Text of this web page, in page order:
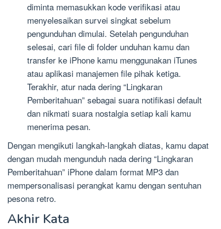
diminta memasukkan kode verifikasi atau
menyelesaikan survei singkat sebelum
pengunduhan dimulai. Setelah pengunduhan
selesai, cari file di folder unduhan kamu dan
transfer ke iPhone kamu menggunakan iTunes
atau aplikasi manajemen file pihak ketiga.
Terakhir, atur nada dering “Lingkaran
Pemberitahuan” sebagai suara notifikasi default
dan nikmati suara nostalgia setiap kali kamu
menerima pesan.
Dengan mengikuti langkah-langkah diatas, kamu dapat
dengan mudah mengunduh nada dering “Lingkaran
Pemberitahuan” iPhone dalam format MP3 dan
mempersonalisasi perangkat kamu dengan sentuhan
pesona retro.
Akhir Kata